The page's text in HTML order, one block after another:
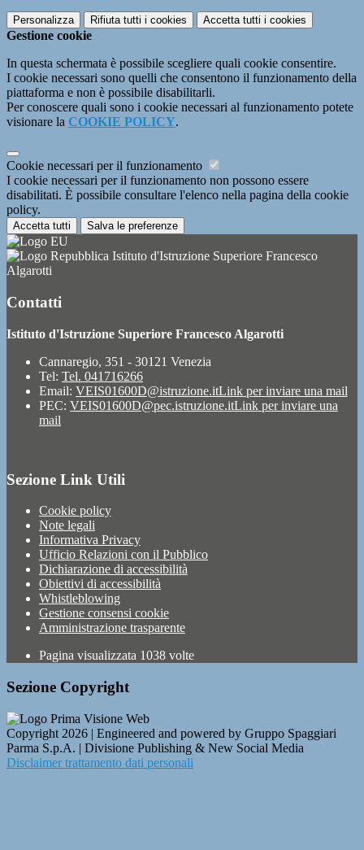
Personalizza Rifiuta tutti i cookies Accetta tutti i cookies
Gestione cookie
In questa schermata è possibile scegliere quali cookie consentire.
I cookie necessari sono quelli che consentono il funzionamento della
piattaforma e non è possibile disabilitarli.
Per conoscere quali sono i cookie necessari al funzionamento potete
visionare la COOKIE POLICY.
Cookie necessari per il funzionamento
I cookie necessari per il funzionamento non possono essere
disabilitati. È possibile consultare l'elenco nella pagina della cookie
policy.
Accetta tutti Salva le preferenze
Istituto d'Istruzione Superiore Francesco
Algarotti
Contatti
Istituto d'Istruzione Superiore Francesco Algarotti
Cannaregio, 351 - 30121 Venezia
Tel: Tel. 041716266
Email: VEIS01600D@istruzione.itLink per inviare una mail
PEC: VEIS01600D@pec.istruzione.itLink per inviare una
mail
Sezione Link Utili
Cookie policy
Note legali
Informativa Privacy
Ufficio Relazioni con il Pubblico
Dichiarazione di accessibilità
Obiettivi di accessibilità
Whistleblowing
Gestione consensi cookie
Amministrazione trasparente
Pagina visualizzata 1038 volte
Sezione Copyright
Copyright 2026 | Engineered and powered by Gruppo Spaggiari
Parma S.p.A. | Divisione Publishing & New Social Media
Disclaimer trattamento dati personali